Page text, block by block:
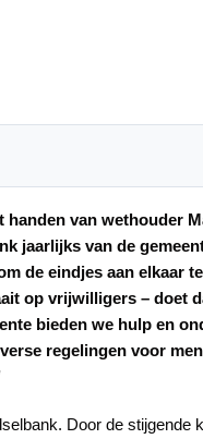
van wethouder
jaarlijks van de
de eindjes aan elkaar
op vrijwilligers – doet
bieden we hulp en
regelingen voor
Door de